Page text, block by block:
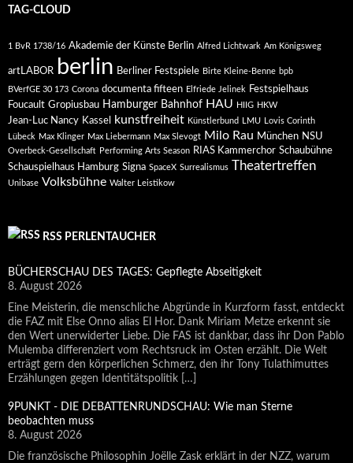
TAG-CLOUD
1 BvR 1738/16 Akademie der Künste Berlin Alfred Lichtwark Am Königsweg
artLABOR berlin Berliner Festspiele Birte Kleine-Benne bpb
BVerfGE 30 173 Corona documenta fifteen Elfriede Jelinek
Festspielhaus
Foucault Gropiusbau Hamburger Bahnhof HAU HIIG HKW
Jean-Luc Nancy Kassel kunstfreiheit Künstlerbund LMU
Lovis Corinth
Lübeck
Max Klinger Max Liebermann Max Slevogt Milo Rau München NSU
Overbeck-Gesellschaft Performing Arts Season RIAS Kammerchor Schaubühne
Schauspielhaus Hamburg Signa SpaceX Surrealismus Theatertreffen
Unibase Volksbühne Walter Leistikow
RSS PERLENTAUCHER
BÜCHERSCHAU DES TAGES: Gepflegte Abseitigkeit
8. August 2026
Eine Meisterin, die menschliche Abgründe in Kurzform fasst, entdeckt
die FAZ mit Else Onno alias El Hor. Dank Miriam Metze erkennt sie
den Wert unerwiderter Liebe. Die FAS ist dankbar, dass ihr Don Pablo
Mulemba differenziert vom Rechtsruck im Osten erzählt. Die Welt
erträgt gern den körperlichen Schmerz, den ihr Tony Tulathimuttes
Erzählungen gegen Identitätspolitik […]
9PUNKT - DIE DEBATTENRUNDSCHAU: Wie man Sterne
beobachten muss
8. August 2026
Die französische Philosophin Joëlle Zask erklärt in der NZZ, warum